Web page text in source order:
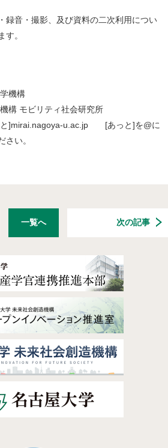
録音・撮影、及び資料の二次利用につい
す。
機構
構 モビリティ社会研究所
と]mirai.nagoya-u.ac.jp [あっと]を@に
さい。
一覧へ 次の記事